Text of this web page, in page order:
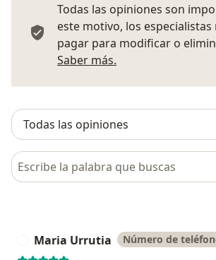
Todas las opiniones son
este motivo, los
pagar para modificar o
Saber más.
Busca en opiniones
Maria Urrutia Número de